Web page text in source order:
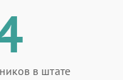
в штате